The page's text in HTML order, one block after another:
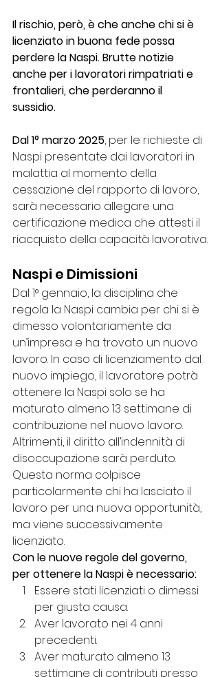
Il rischio, però, è che anche chi si è
licenziato in buona fede possa
perdere la Naspi. Brutte notizie
anche per i lavoratori rimpatriati e
frontalieri, che perderanno il
sussidio.
Dal 1° marzo 2025, per le richieste di
Naspi presentate dai lavoratori in
malattia al momento della
cessazione del rapporto di lavoro,
sarà necessario allegare una
certificazione medica che attesti il
riacquisto della capacità lavorativa.
Naspi e Dimissioni
Dal 1° gennaio, la disciplina che
regola la Naspi cambia per chi si è
dimesso volontariamente da
un’impresa e ha trovato un nuovo
lavoro. In caso di licenziamento dal
nuovo impiego, il lavoratore potrà
ottenere la Naspi solo se ha
maturato almeno 13 settimane di
contribuzione nel nuovo lavoro.
Altrimenti, il diritto all’indennità di
disoccupazione sarà perduto.
Questa norma colpisce
particolarmente chi ha lasciato il
lavoro per una nuova opportunità,
ma viene successivamente
licenziato.
Con le nuove regole del governo,
per ottenere la Naspi è necessario:
Essere stati licenziati o dimessi
per giusta causa.
Aver lavorato nei 4 anni
precedenti.
Aver maturato almeno 13
settimane di contributi presso